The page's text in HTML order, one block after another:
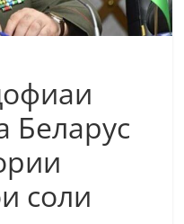
Беларус
соли